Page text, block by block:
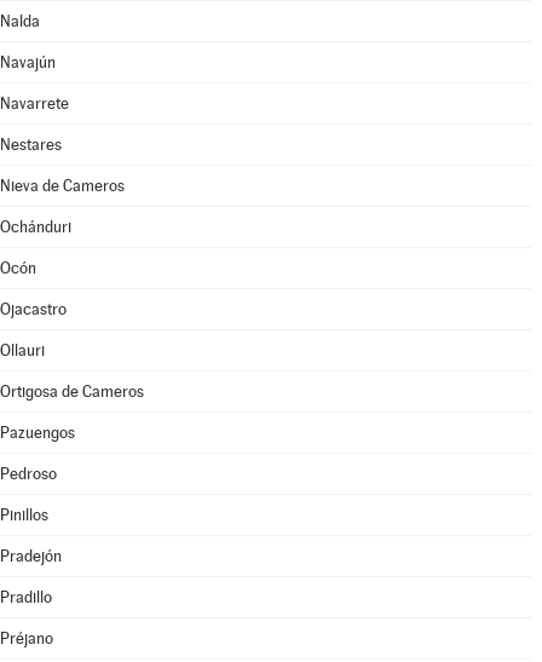
Nalda
Navajún
Navarrete
Nestares
Nieva de Cameros
Ochánduri
Ocón
Ojacastro
Ollauri
Ortigosa de Cameros
Pazuengos
Pedroso
Pinillos
Pradejón
Pradillo
Préjano